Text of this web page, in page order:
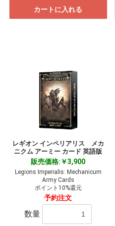
カートに入れる
レギオン インペリアリス メカ
ニクム アーミー カード 英語版
販売価格:￥3,900
Legions Imperialis: Mechanicum
Army Cards
ポイント10%還元
予約注文
数量